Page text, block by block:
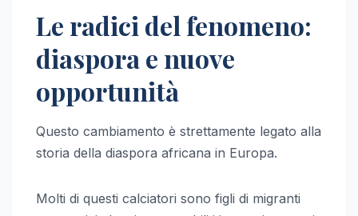
Le radici del fenomeno:
diaspora e nuove
opportunità
Questo cambiamento è strettamente legato alla
storia della diaspora africana in Europa.
Molti di questi calciatori sono figli di migranti